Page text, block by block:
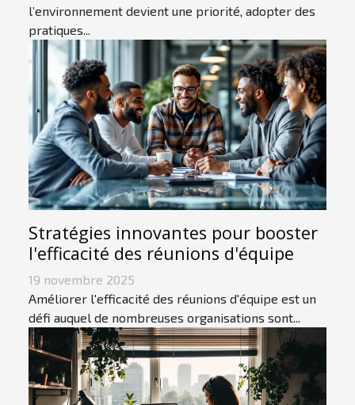
l’environnement devient une priorité, adopter des
pratiques...
Stratégies innovantes pour booster
l'efficacité des réunions d'équipe
19 novembre 2025
Améliorer l'efficacité des réunions d'équipe est un
défi auquel de nombreuses organisations sont...